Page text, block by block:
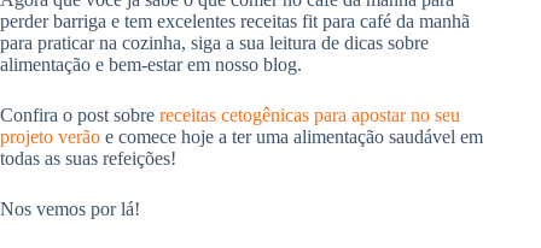
perder barriga e tem excelentes receitas fit para café da manhã
para praticar na cozinha, siga a sua leitura de dicas sobre
alimentação e bem-estar em nosso blog.
Confira o post sobre receitas cetogênicas para apostar no seu
projeto verão e comece hoje a ter uma alimentação saudável em
todas as suas refeições!
Nos vemos por lá!